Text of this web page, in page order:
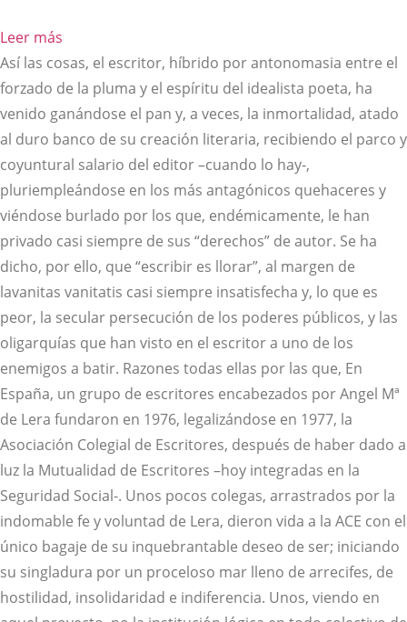
Leer más
Así las cosas, el escritor, híbrido por antonomasia entre el
forzado de la pluma y el espíritu del idealista poeta, ha
venido ganándose el pan y, a veces, la inmortalidad, atado
al duro banco de su creación literaria, recibiendo el parco y
coyuntural salario del editor –cuando lo hay-,
pluriempleándose en los más antagónicos quehaceres y
viéndose burlado por los que, endémicamente, le han
privado casi siempre de sus “derechos” de autor. Se ha
dicho, por ello, que “escribir es llorar”, al margen de
lavanitas vanitatis casi siempre insatisfecha y, lo que es
peor, la secular persecución de los poderes públicos, y las
oligarquías que han visto en el escritor a uno de los
enemigos a batir. Razones todas ellas por las que, En
España, un grupo de escritores encabezados por Angel Mª
de Lera fundaron en 1976, legalizándose en 1977, la
Asociación Colegial de Escritores, después de haber dado a
luz la Mutualidad de Escritores –hoy integradas en la
Seguridad Social-. Unos pocos colegas, arrastrados por la
indomable fe y voluntad de Lera, dieron vida a la ACE con el
único bagaje de su inquebrantable deseo de ser; iniciando
su singladura por un proceloso mar lleno de arrecifes, de
hostilidad, insolidaridad e indiferencia. Unos, viendo en